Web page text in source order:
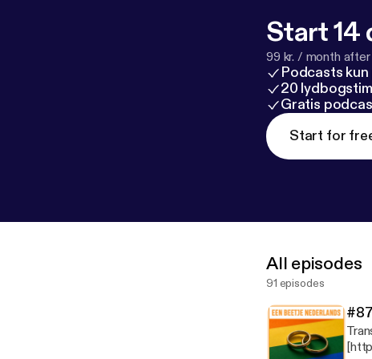
Start 14
99 kr. / month after
Podcasts
20
Gratis
Start for
All episodes
91 episodes